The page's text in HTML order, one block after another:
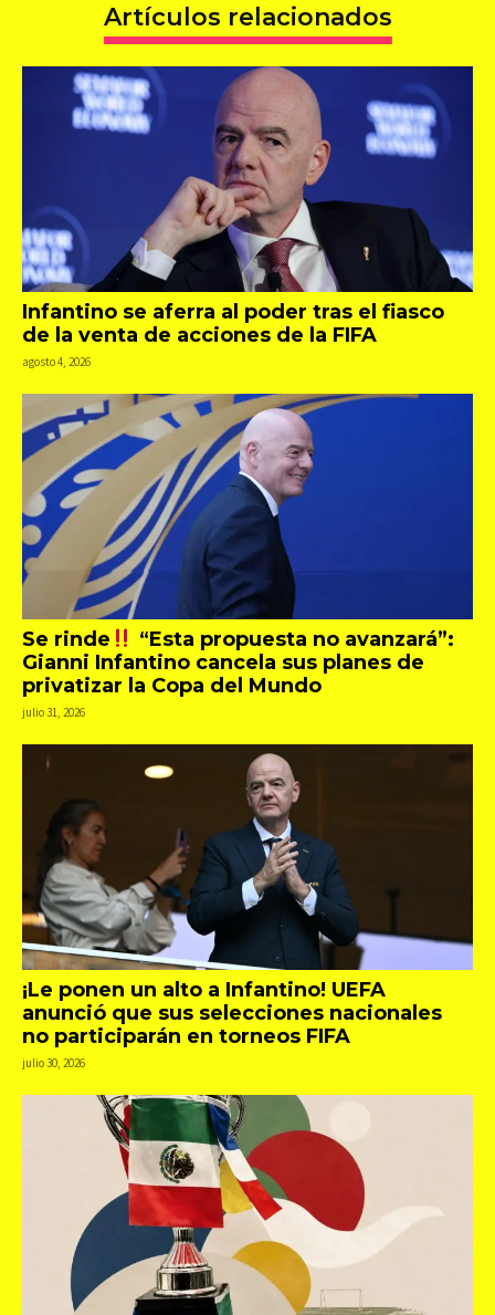
Artículos relacionados
Infantino se aferra al poder tras el fiasco
de la venta de acciones de la FIFA
agosto 4, 2026
Se rinde
“Esta propuesta no avanzará”:
Gianni Infantino cancela sus planes de
privatizar la Copa del Mundo
julio 31, 2026
¡Le ponen un alto a Infantino! UEFA
anunció que sus selecciones nacionales
no participarán en torneos FIFA
julio 30, 2026